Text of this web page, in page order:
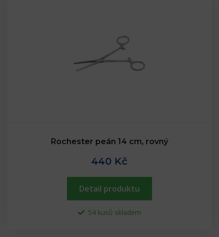
Rochester peán 14 cm, rovný
440 Kč
Detail produktu
54 kusů skladem